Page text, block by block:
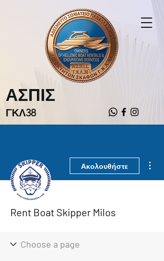
ΑΣΠΙΣ
ΓΚΛ38
Ακολουθήστε
Rent Boat Skipper Milos